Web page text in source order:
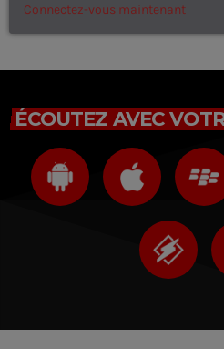
Connectez-vous maintenant
ÉCOUTEZ AVEC